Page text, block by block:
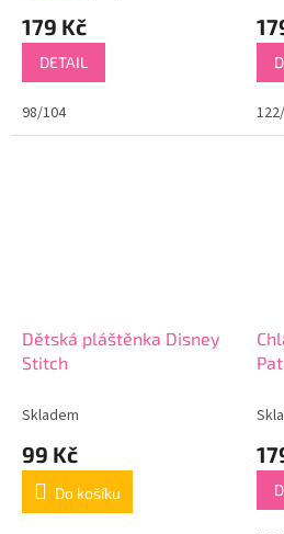
179 Kč
DETAIL
98/104
Dětská pláštěnka Disney
Stitch
Skladem
99 Kč
Do košíku